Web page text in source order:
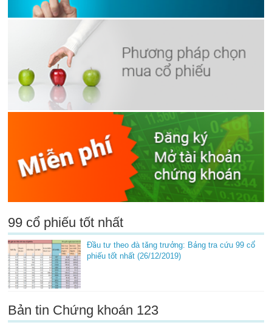
99 cổ phiếu tốt nhất
Đầu tư theo đà tăng trưởng: Bảng tra cứu 99 cổ
phiếu tốt nhất (26/12/2019)
Bản tin Chứng khoán 123